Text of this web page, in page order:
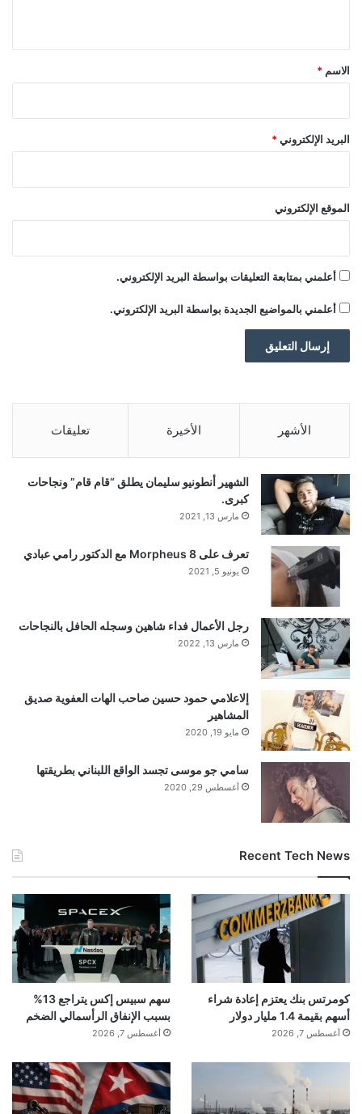
*
الاسم *
البريد الإلكتروني*
الموقع الإلكتروني
أعلمني بمتابعة التعليقات بواسطة البريد الإلكتروني.
أعلمني بالمواضيع الجديدة بواسطة البريد الإلكتروني.
الأشهر الأخيرة تعليقات
الشهير أنطونيو سليمان يطلق “قام قام” ونجاحات
كبرى.
مارس 13, 2021
تعرف على Morpheus 8 مع الدكتور رامي عبادي
يونيو 5, 2021
رجل الأعمال فداء شاهين وسجله الحافل بالنجاحات
مارس 13, 2022
إلاعلامي حمود حسين صاحب الهات العفوية صديق
المشاهير
مايو 19, 2020
سامي جو موسى تجسد الواقع اللبناني بطريقتها
أغسطس 29, 2020
Recent Tech News
كومرتس بنك يعتزم إعادة شراء
أسهم بقيمة 1.4 مليار دولار
أغسطس 7, 2026
سهم سبيس إكس يتراجع 13%
بسبب الإنفاق الرأسمالي الضخم
أغسطس 7, 2026